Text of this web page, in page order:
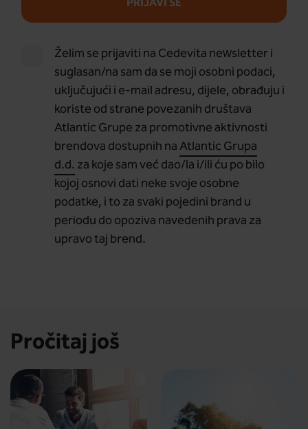
PRIJAVI SE
Želim se prijaviti na Cedevita newsletter i
suglasan/na sam da se moji osobni podaci,
uključujući i e-mail adresu, dijele, obrađuju i
koriste od strane povezanih društava
Atlantic Grupe za promotivne aktivnosti
brendova dostupnih naAtlantic Grupa
d.d. za koje sam već dao/la i/ili ću po bilo
kojoj osnovi dati neke svoje osobne
podatke, i to za svaki pojedini brand u
periodu do opoziva navedenih prava za
upravo taj brend.
Pročitaj još